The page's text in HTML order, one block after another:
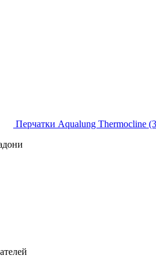
Перчатки Aqualung Thermocline